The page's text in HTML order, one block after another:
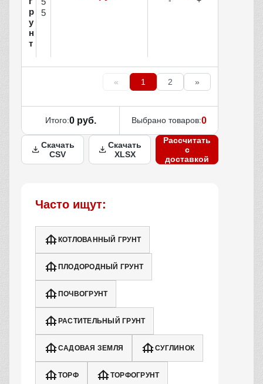
р
у
н
т
5
« 1 2 »
Итого:0 руб. Выбрано товаров:0
Скачать
CSV
Скачать
XLSX
Рассчитать
с
доставкой
Часто ищут:
КОТЛОВАННЫЙ ГРУНТ
ПЛОДОРОДНЫЙ ГРУНТ
ПОЧВОГРУНТ
РАСТИТЕЛЬНЫЙ ГРУНТ
САДОВАЯ ЗЕМЛЯ СУГЛИНОК
ТОРФ ТОРФОГРУНТ